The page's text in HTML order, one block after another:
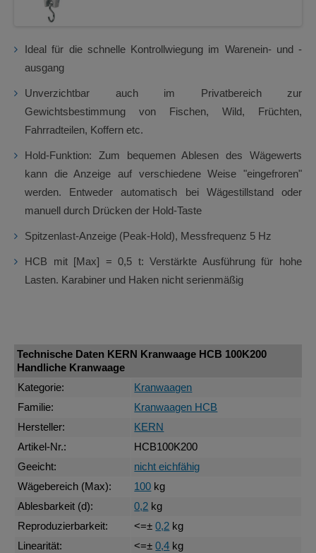
Ideal für die schnelle Kontrollwiegung im Warenein- und -
ausgang
Unverzichtbar auch im Privatbereich zur
Gewichtsbestimmung von Fischen, Wild, Früchten,
Fahrradteilen, Koffern etc.
Hold-Funktion: Zum bequemen Ablesen des Wägewerts
kann die Anzeige auf verschiedene Weise "eingefroren"
werden. Entweder automatisch bei Wägestillstand oder
manuell durch Drücken der Hold-Taste
Spitzenlast-Anzeige (Peak-Hold), Messfrequenz 5 Hz
HCB mit [Max] = 0,5 t: Verstärkte Ausführung für hohe
Lasten. Karabiner und Haken nicht serienmäßig
Technische Daten KERN Kranwaage HCB 100K200
Handliche Kranwaage
Kategorie:
Kranwaagen
Familie:
Kranwaagen HCB
Hersteller:
KERN
Artikel-Nr.:
HCB100K200
Geeicht:
nicht eichfähig
Wägebereich (Max):
100 kg
Ablesbarkeit (d):
0,2 kg
Reproduzierbarkeit:
<=±0,2 kg
Linearität:
<=±0,4 kg